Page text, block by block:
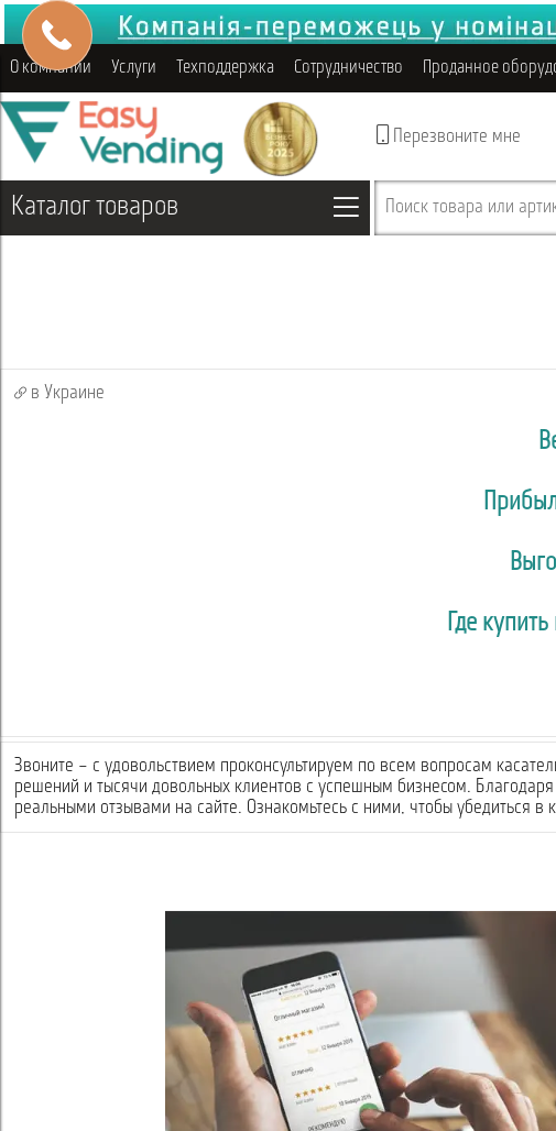
О компании Услуги Техподдержка Сотрудничество Проданное
Перезвоните мне
Каталог товаров Поиск товара или
в Украине
Где
Звоните – с удовольствием проконсультируем по всем вопросам
решений и тысячи довольных клиентов с успешным бизнесом.
реальными отзывами на сайте. Ознакомьтесь с ними, чтобы убедиться в